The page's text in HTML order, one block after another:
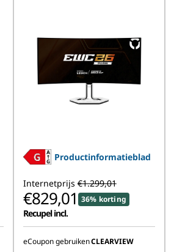
Productinformatieblad
Internetprijs €1.299,01
€829,01 36% korting
Recupel incl.
eCoupon gebruikenCLEARVIEW